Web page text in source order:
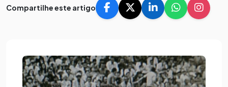
Compartilhe este artigo